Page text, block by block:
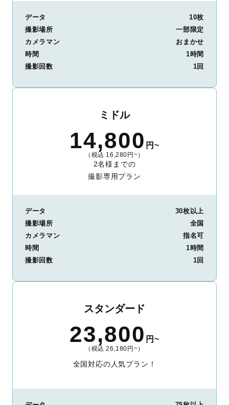
データ
10枚
撮影場所
一部限定
カメラマン
おまかせ
時間
1時間
撮影回数
1回
ミドル
14,800 円~
（税込 16,280円~）
2名様までの
撮影専用プラン
データ
30枚以上
撮影場所
全国
カメラマン
指名可
時間
1時間
撮影回数
1回
スタンダード
23,800 円~
（税込 26,180円~）
全国対応の人気プラン！